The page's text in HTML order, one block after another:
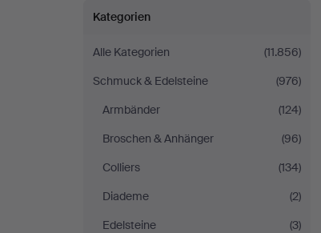
Fantasieschmuck
bei
Auktionshuset
STO
Bohuslän
Kategorien
Alle Kategorien
(11.856)
Schmuck & Edelsteine
(976)
Armbänder
(124)
Broschen & Anhänger
(96)
Colliers
(134)
Diademe
(2)
Edelsteine
(3)